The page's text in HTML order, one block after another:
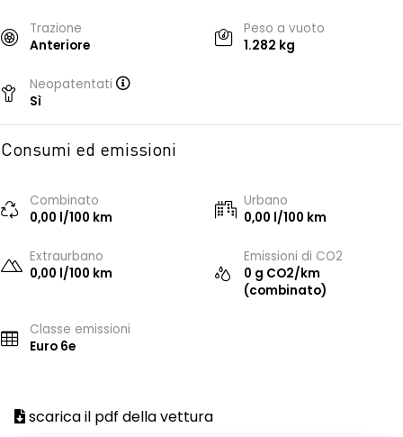
Trazione
Anteriore
Peso a vuoto
1.282 kg
Neopatentati
Sì
Consumi ed emissioni
Combinato
0,00 l/100 km
Urbano
0,00 l/100 km
Extraurbano
0,00 l/100 km
Emissioni di CO2
0 g CO2/km
(combinato)
Classe emissioni
Euro 6e
scarica il pdf della vettura